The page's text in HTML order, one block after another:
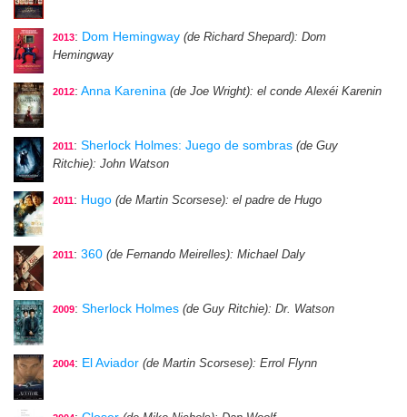
2013: Dom Hemingway (de Richard Shepard): Dom
Hemingway
2012: Anna Karenina (de Joe Wright): el conde Alexéi Karenin
2011: Sherlock Holmes: Juego de sombras (de Guy
Ritchie): John Watson
2011: Hugo (de Martin Scorsese): el padre de Hugo
2011: 360 (de Fernando Meirelles): Michael Daly
2009: Sherlock Holmes (de Guy Ritchie): Dr. Watson
2004: El Aviador (de Martin Scorsese): Errol Flynn